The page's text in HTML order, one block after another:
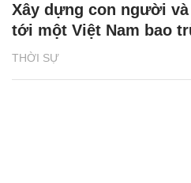
THỜI SỰ
Xây dựng con người
tới một Việt Nam bao